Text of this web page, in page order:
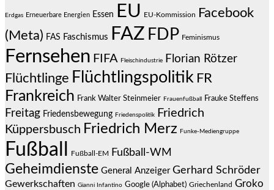
Erdgas Erneuerbare Energien Essen EU EU-Kommission
Facebook
(Meta) FAS Faschismus FAZ FDP Feminismus
Fernsehen FIFA Fleischindustrie Florian Rötzer
Flüchtlinge Flüchtlingspolitik FR
Frankreich Frank Walter Steinmeier Frauenfußball Frauke Steffens
Freitag Friedensbewegung Friedenspolitik
Friedrich
Küppersbusch Friedrich Merz Funke-Mediengruppe
Fußball Fußball-EM Fußball-WM
Geheimdienste General Anzeiger Gerhard Schröder
Gewerkschaften Gianni Infantino Google (Alphabet) Griechenland Groko